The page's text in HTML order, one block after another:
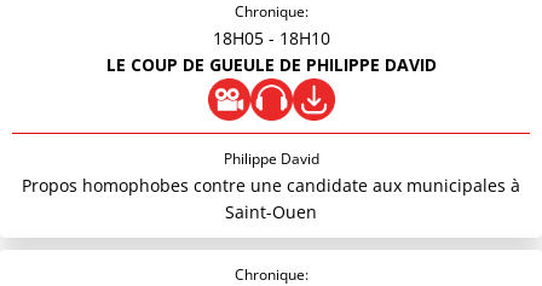
Chronique:
18H05 - 18H10
LE COUP DE GUEULE DE PHILIPPE DAVID
Philippe David
Propos homophobes contre une candidate aux municipales à
Saint-Ouen
Chronique: